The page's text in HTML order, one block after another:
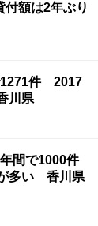
額は2年ぶり
1271件 2017
川県
間で1000件
多い 香川県